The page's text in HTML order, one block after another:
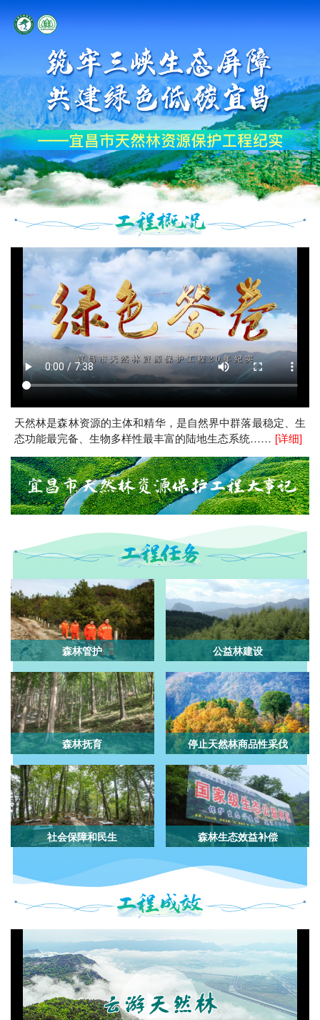
天然林是森林资源的主体和精华，是自然界中群落最稳定、生
态功能最完备、生物多样性最丰富的陆地生态系统…… [详细]
森林管护 公益林建设
森林抚育 停止天然林商品性采伐
社会保障和民生 森林生态效益补偿